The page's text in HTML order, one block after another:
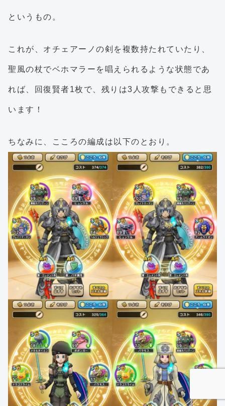
というもの。
これが、オチェアーノの剣を複数持たれていたり、
聖風の杖でベホマラーを唱えられるような状態であ
れば、回復賢者1枚で、残りは3人攻撃もできると思
います！
ちなみに、こころの編成は以下のとおり。